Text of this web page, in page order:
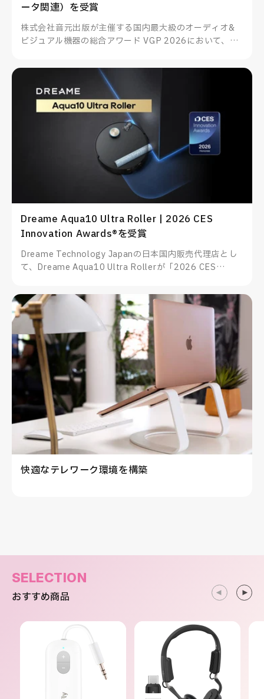
ータ関連）を受賞
株式会社音元出版が主催する国内最大級のオーディオ&
ビジュアル機器の総合アワード VGP 2026において、
ン・PC関連アクセサリー（データ関連）を受賞したこと
をお知らせいたします。
Dreame Aqua10 Ultra Roller | 2026 CES
Innovation Awards®を受賞
Dreame Technology Japanの日本国内販売代理店とし
て、Dreame Aqua10 Ultra Rollerが「2026 CES
します。
快適なテレワーク環境を構築
SELECTION
おすすめ商品